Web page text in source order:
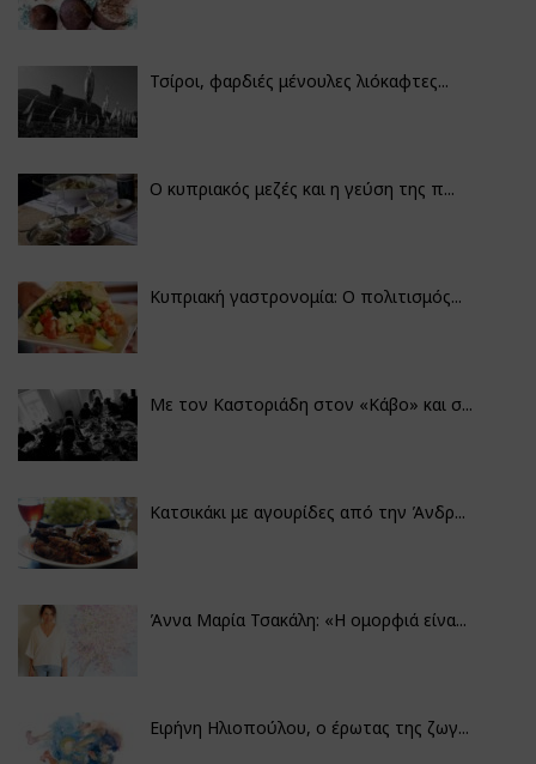
Τσίροι, φαρδιές μένουλες λιόκαφτες...
Ο κυπριακός μεζές και η γεύση της π...
Κυπριακή γαστρονομία: Ο πολιτισμός...
Με τον Καστοριάδη στον «Κάβο» και σ...
Κατσικάκι με αγουρίδες από την Άνδρ...
Άννα Μαρία Τσακάλη: «Η ομορφιά είνα...
Ειρήνη Ηλιοπούλου, ο έρωτας της ζωγ...